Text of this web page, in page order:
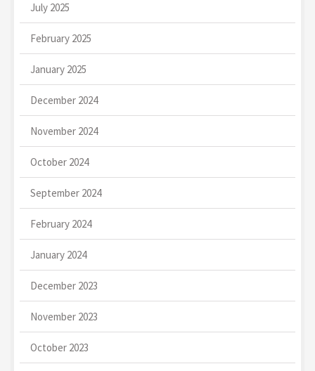
July 2025
February 2025
January 2025
December 2024
November 2024
October 2024
September 2024
February 2024
January 2024
December 2023
November 2023
October 2023